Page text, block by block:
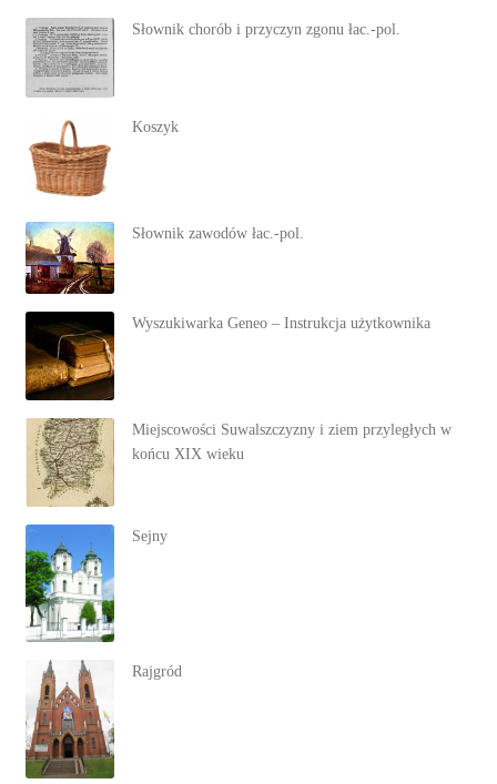
Słownik chorób i przyczyn zgonu łac.-pol.
Koszyk
Słownik zawodów łac.-pol.
Wyszukiwarka Geneo – Instrukcja użytkownika
Miejscowości Suwalszczyzny i ziem przyległych w
końcu XIX wieku
Sejny
Rajgród